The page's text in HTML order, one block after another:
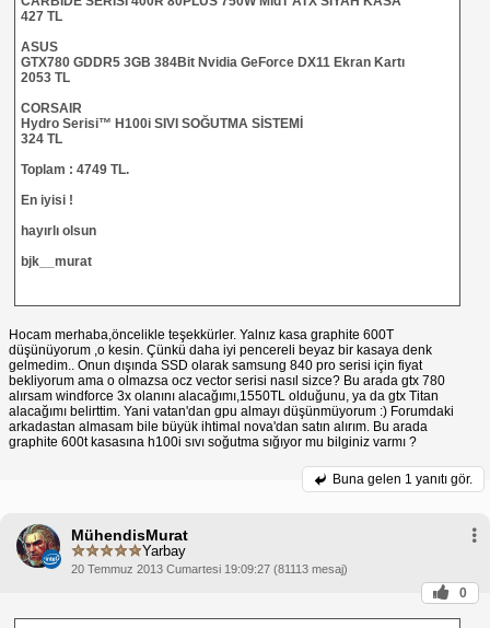
427 TL
ASUS
GTX780 GDDR5 3GB 384Bit Nvidia GeForce DX11 Ekran Kartı
2053 TL
CORSAIR
Hydro Serisi™ H100i SIVI SOĞUTMA SİSTEMİ
324 TL
Toplam : 4749 TL.
En iyisi !
hayırlı olsun
bjk__murat
Hocam merhaba,öncelikle teşekkürler. Yalnız kasa graphite 600T
düşünüyorum ,o kesin. Çünkü daha iyi pencereli beyaz bir kasaya denk
gelmedim.. Onun dışında SSD olarak samsung 840 pro serisi için fiyat
bekliyorum ama o olmazsa ocz vector serisi nasıl sizce? Bu arada gtx 780
alırsam windforce 3x olanını alacağımı,1550TL olduğunu, ya da gtx Titan
alacağımı belirttim. Yani vatan'dan gpu almayı düşünmüyorum :) Forumdaki
arkadastan almasam bile büyük ihtimal nova'dan satın alırım. Bu arada
graphite 600t kasasına h100i sıvı soğutma sığıyor mu bilginiz varmı ?
Buna gelen 1 yanıtı gör.
MühendisMurat
Yarbay
20 Temmuz 2013 Cumartesi 19:09:27 (81113 mesaj)
0